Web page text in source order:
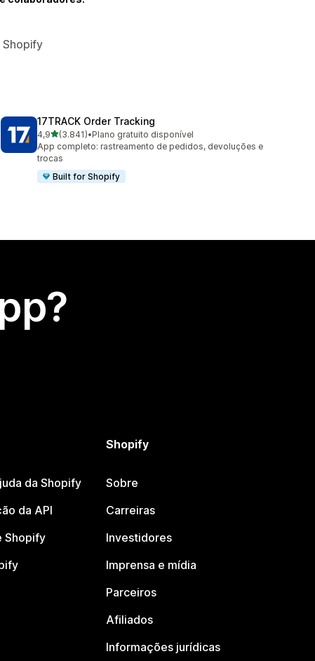
17TRACK Order Tracking
4,9de 5 estrelas
(3.841)
3841 avaliações ao todo
•Plano gratuito disponível
App completo: rastreamento de pedidos, devoluções e
trocas
Built for Shopify
da Shopify
da API
Shopify
Shopify
Sobre
Carreiras
Investidores
Imprensa e mídia
Parceiros
Afiliados
Informações jurídicas